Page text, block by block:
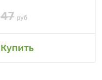
47 руб
Купить